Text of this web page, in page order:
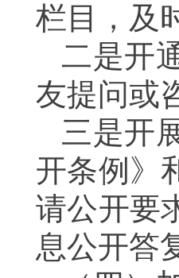
栏目，及
二是开
友提问或
三是开
开条例》
请公开要
息公开答